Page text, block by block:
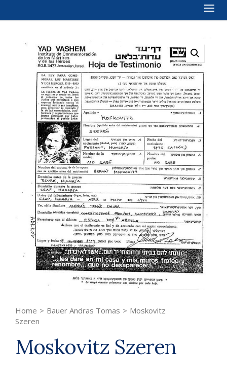
Home > Bauer Andras Tomas > Moskovitz
Szeren
Moskovitz Szeren